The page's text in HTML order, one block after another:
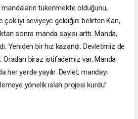
tükenmekte olduğunu,
çok iyi seviyeye geldiğini belirten Kan,
sonra manda sayısı arttı. Manda,
Yeniden bir hız kazandı. Devletimiz de
Oradan biraz istifademiz var. Manda
her yerde yayılır. Devlet, mandayı
yönelik ıslah projesi kurdu”